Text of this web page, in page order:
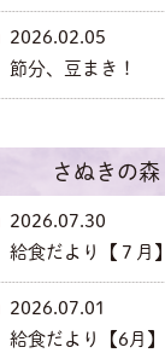
2026.02.05
節分、豆まき！
さぬきの森
2026.07.30
給食だより【７月】
2026.07.01
給食だより【6月】